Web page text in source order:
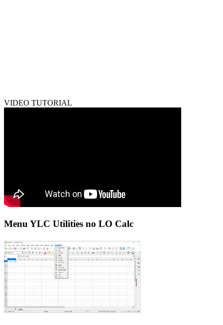
VIDEO TUTORIAL
Menu YLC Utilities no LO Calc